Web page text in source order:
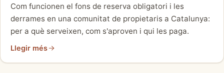
Com funcionen el fons de reserva obligatori i les
derrames en una comunitat de propietaris a Catalunya:
per a què serveixen, com s'aproven i qui les paga.
Llegir més